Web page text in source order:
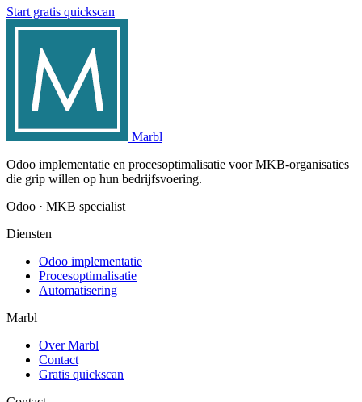
Start gratis quickscan
Marbl
Odoo implementatie en procesoptimalisatie voor MKB-organisaties
die grip willen op hun bedrijfsvoering.
Odoo · MKB specialist
Diensten
Odoo implementatie
Procesoptimalisatie
Automatisering
Marbl
Over Marbl
Contact
Gratis quickscan